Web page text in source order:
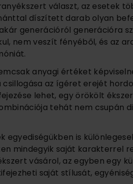
választ, az esetek
díszített darab olyan
generációról generációra
nem veszít fényéből, és az
anyagi értéket
csillogása az ígéret erejét
lehet, egy örökölt
tehát nem csupán
egyediségükben is
mindegyik saját karakterrel
vásárol, az egyben egy
saját stílusát,